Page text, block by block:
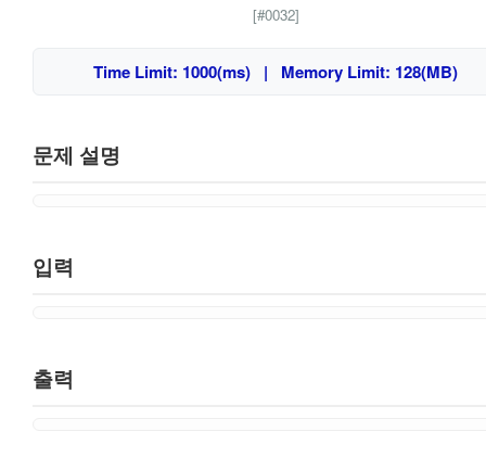
[#0032]
Time Limit: 1000(ms) | Memory Limit: 128(MB)
문제 설명
입력
출력